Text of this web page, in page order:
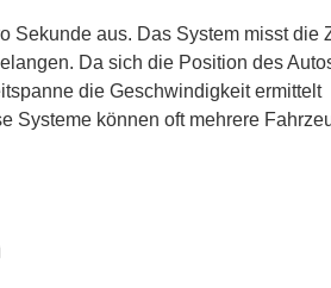
Sekunde aus. Das System misst die
Da sich die Position des
die Geschwindigkeit ermittelt
Systeme können oft mehrere